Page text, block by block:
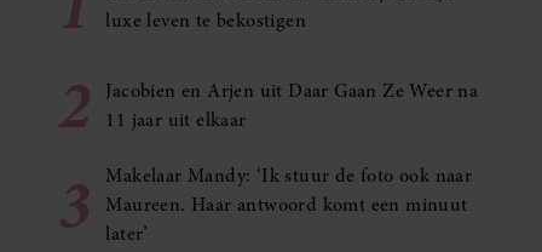
luxe leven te bekostigen
2
Jacobien en Arjen uit Daar Gaan Ze Weer na
11 jaar uit elkaar
3
Makelaar Mandy: ‘Ik stuur de foto ook naar
Maureen. Haar antwoord komt een minuut
later’